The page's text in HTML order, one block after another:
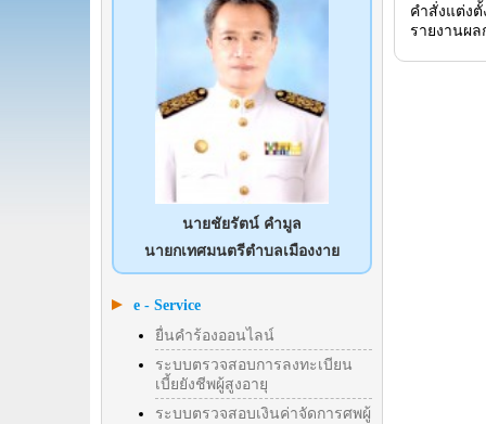
นายชัยรัตน์ คำมูล
นายกเทศมนตรีตำบลเมืองงาย
e - Service
ยื่นคำร้องออนไลน์
ระบบตรวจสอบการลงทะเบียน
เบี้ยยังชีพผู้สูงอายุ
ระบบตรวจสอบเงินค่าจัดการศพผู้
คำสั่งแต่ง
รายงานผ